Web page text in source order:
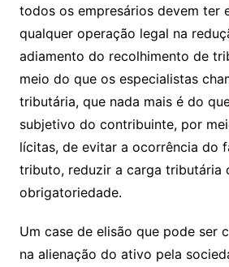
todos os empresários devem ter
qualquer operação legal na
adiamento do recolhimento de
meio do que os especialistas
tributária, que nada mais é do
subjetivo do contribuinte, por
lícitas, de evitar a ocorrência do
tributo, reduzir a carga tributária
obrigatoriedade.
Um case de elisão que pode ser
na alienação do ativo pela